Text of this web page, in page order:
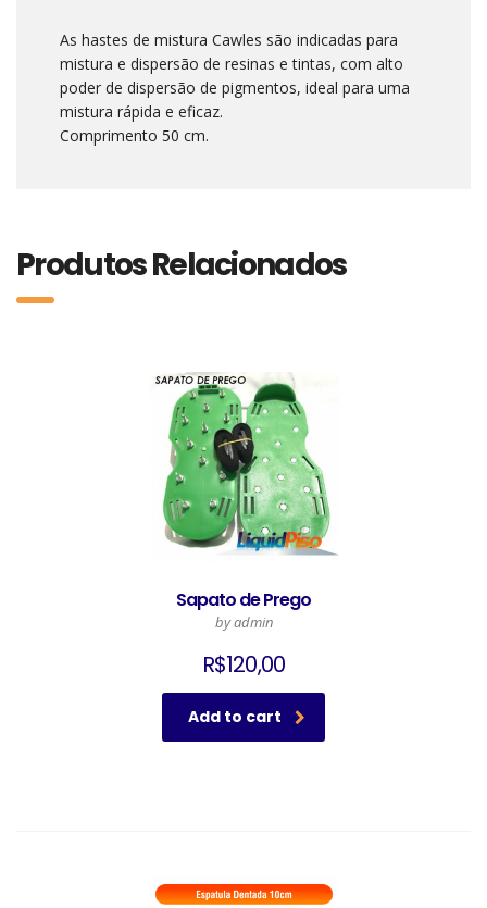
As hastes de mistura Cawles são indicadas para
mistura e dispersão de resinas e tintas, com alto
poder de dispersão de pigmentos, ideal para uma
mistura rápida e eficaz.
Comprimento 50 cm.
Produtos Relacionados
Sapato de Prego
by admin
R$120,00
Add to cart